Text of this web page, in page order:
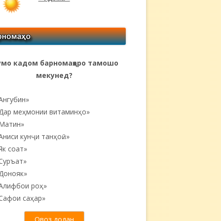
кадом барномаҳоро тамошо
мекунед?
меҳмонии витаминҳо»
кунҷи танҳоӣ...»
соат»
роҳ»
саҳар»